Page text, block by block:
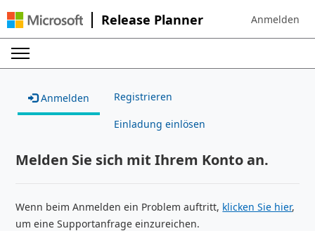
Release Planner Sign in to
Anmelden
Anmelden Registrieren
Einladung einlösen
Melden Sie sich mit Ihrem Konto an.
Wenn beim Anmelden ein Problem auftritt, klicken Sie hier,
um eine Supportanfrage einzureichen.